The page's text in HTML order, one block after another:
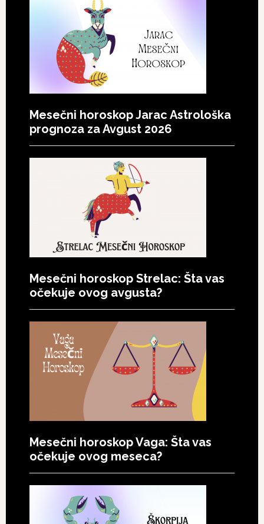
Mesečni horoskop Jarac Astrološka
prognoza za Avgust 2026
Mesečni horoskop Strelac: Šta vas
očekuje ovog avgusta?
Mesečni horoskop Vaga: Šta vas
očekuje ovog meseca?